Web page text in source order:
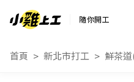
隨你開工
首頁 新北市打工 鮮茶